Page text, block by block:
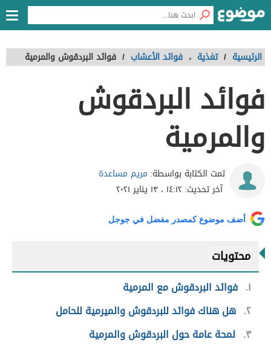
الرئيسية / تغذية ، فوائد الأعشاب / فوائد البردقوش والمرمية
فوائد البردقوش
والمرمية
تمت الكتابة بواسطة: مريم مساعدة
آخر تحديث:١٤:١٢ ، ١٣ يناير ٢٠٢١
أضف موضوع كمصدر مفضل في جوجل
محتويات
١ فوائد البردقوش مع المرمية
٢ هل هناك فوائد للبردقوش والميرمية للحامل
٣ لمحة عامة حول البردقوش والمرمية